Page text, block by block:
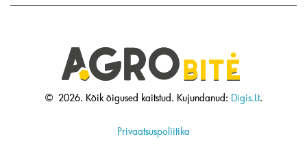
© 2026. Kõik õigused kaitstud. Kujundanud: Digis.Lt.
Privaatsuspoliitika